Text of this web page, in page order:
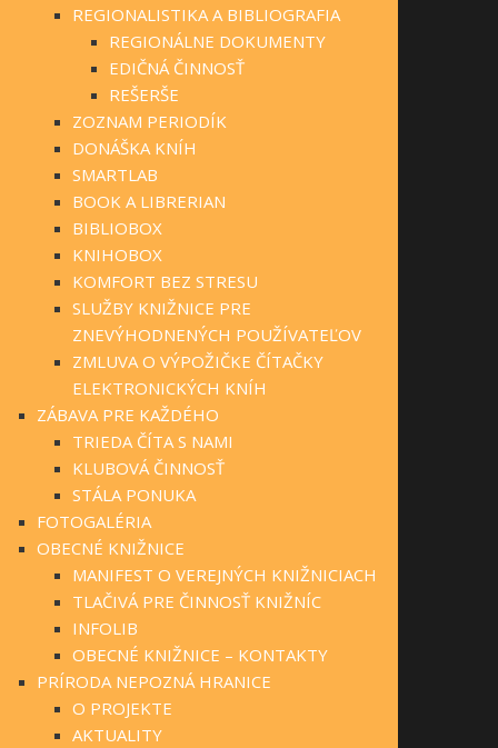
REGIONALISTIKA A BIBLIOGRAFIA
REGIONÁLNE DOKUMENTY
EDIČNÁ ČINNOSŤ
REŠERŠE
ZOZNAM PERIODÍK
DONÁŠKA KNÍH
SMARTLAB
BOOK A LIBRERIAN
BIBLIOBOX
KNIHOBOX
KOMFORT BEZ STRESU
SLUŽBY KNIŽNICE PRE
ZNEVÝHODNENÝCH POUŽÍVATEĽOV
ZMLUVA O VÝPOŽIČKE ČÍTAČKY
ELEKTRONICKÝCH KNÍH
ZÁBAVA PRE KAŽDÉHO
TRIEDA ČÍTA S NAMI
KLUBOVÁ ČINNOSŤ
STÁLA PONUKA
FOTOGALÉRIA
OBECNÉ KNIŽNICE
MANIFEST O VEREJNÝCH KNIŽNICIACH
TLAČIVÁ PRE ČINNOSŤ KNIŽNÍC
INFOLIB
OBECNÉ KNIŽNICE – KONTAKTY
PRÍRODA NEPOZNÁ HRANICE
O PROJEKTE
AKTUALITY